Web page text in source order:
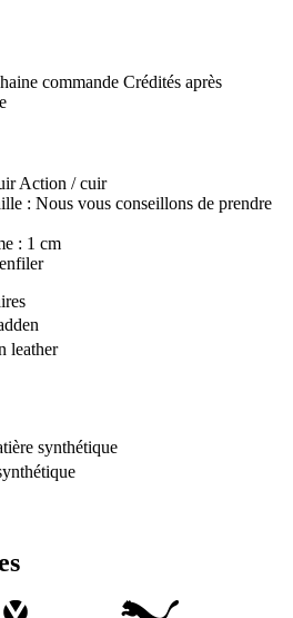
commande Crédités après
Action / cuir
: Nous vous conseillons de prendre
: 1 cm
leather
synthétique